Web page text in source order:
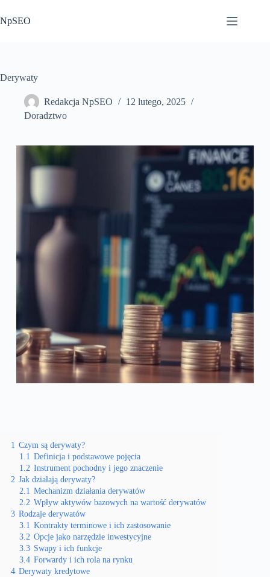
do
treści
NpSEO
Derywaty
Redakcja NpSEO
12 lutego, 2025
Doradztwo
1 Czym są derywaty?
1.1 Definicja i podstawowe pojęcia
1.2 Instrument pochodny i jego znaczenie
2 Jak działają derywaty?
2.1 Mechanizm działania derywatów
2.2 Wpływ aktywów bazowych na wartość derywatów
3 Rodzaje derywatów
3.1 Kontrakty terminowe i ich zastosowanie
3.2 Opcje jako narzędzie inwestycyjne
3.3 Swapy i ich funkcje
3.4 Forwardy i ich rola na rynku
4 Derywaty kredytowe